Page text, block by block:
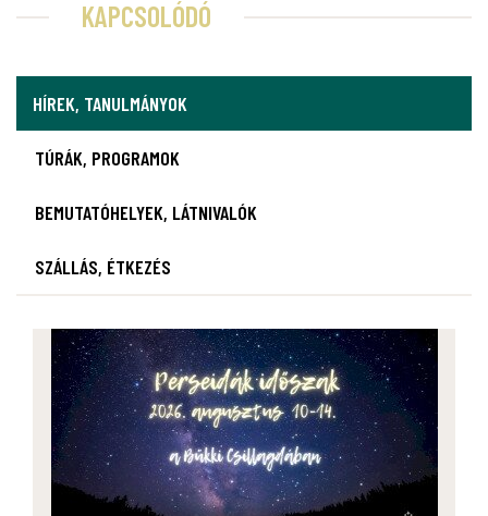
KAPCSOLÓDÓ
HÍREK, TANULMÁNYOK
TÚRÁK, PROGRAMOK
BEMUTATÓHELYEK, LÁTNIVALÓK
SZÁLLÁS, ÉTKEZÉS